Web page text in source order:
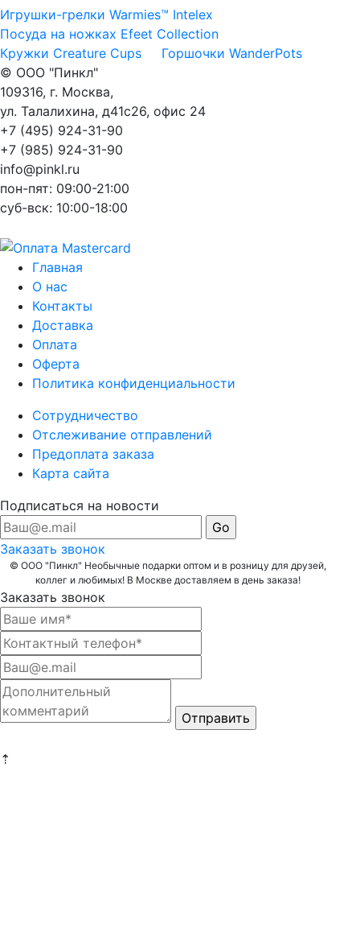
Игрушки-грелки Warmies™ Intelex
Посуда на ножках Efeet Collection
Кружки Creature Cups
Горшочки WanderPots
© ООО "Пинкл"
109316, г. Москва,
ул. Талалихина, д41с26, офис 24
+7 (495) 924-31-90
+7 (985) 924-31-90
info@pinkl.ru
пон-пят: 09:00-21:00
суб-вск: 10:00-18:00
Главная
О нас
Контакты
Доставка
Оплата
Оферта
Политика конфиденциальности
Сотрудничество
Отслеживание отправлений
Предоплата заказа
Карта сайта
Подписаться на новости
Заказать звонок
© ООО "Пинкл" Необычные подарки оптом и в розницу для друзей,
коллег и любимых! В Москве доставляем в день заказа!
Заказать звонок
⇡